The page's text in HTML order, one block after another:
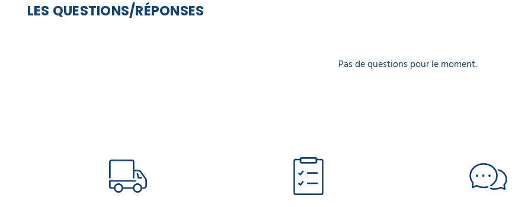
LES QUESTIONS/RÉPONSES
Pas de questions pour le moment.